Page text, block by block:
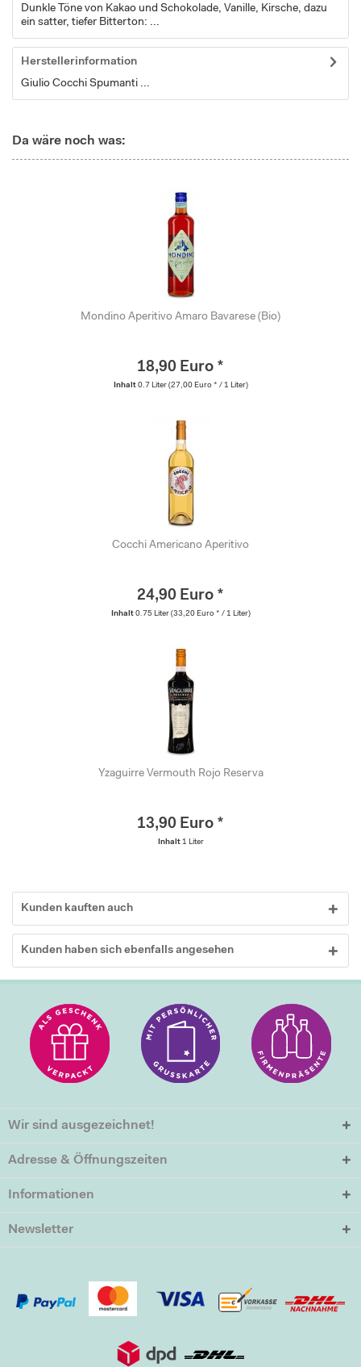
Dunkle Töne von Kakao und Schokolade, Vanille, Kirsche, dazu
ein satter, tiefer Bitterton: ...
Herstellerinformation
Giulio Cocchi Spumanti ...
Da wäre noch was:
Mondino Aperitivo Amaro Bavarese (Bio)
18,90 Euro *
Inhalt 0.7 Liter (27,00 Euro * / 1 Liter)
Cocchi Americano Aperitivo
24,90 Euro *
Inhalt 0.75 Liter (33,20 Euro * / 1 Liter)
Yzaguirre Vermouth Rojo Reserva
13,90 Euro *
Inhalt 1 Liter
Kunden kauften auch
Kunden haben sich ebenfalls angesehen
Wir sind ausgezeichnet!
Adresse & Öffnungszeiten
Informationen
Newsletter